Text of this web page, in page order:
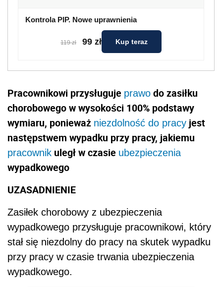
Kontrola PIP. Nowe uprawnienia
119 zł 99 zł Kup teraz
Pracownikowi przysługuje prawo do zasiłku
chorobowego w wysokości 100% podstawy
wymiaru, ponieważ niezdolność do pracy jest
następstwem wypadku przy pracy, jakiemu
pracownik uległ w czasie ubezpieczenia
wypadkowego
UZASADNIENIE
Zasiłek chorobowy z ubezpieczenia
wypadkowego przysługuje pracownikowi, który
stał się niezdolny do pracy na skutek wypadku
przy pracy w czasie trwania ubezpieczenia
wypadkowego.